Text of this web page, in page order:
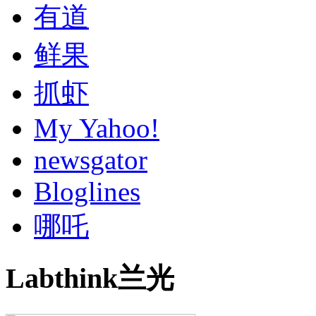
有道
鲜果
抓虾
My Yahoo!
newsgator
Bloglines
哪吒
Labthink兰光